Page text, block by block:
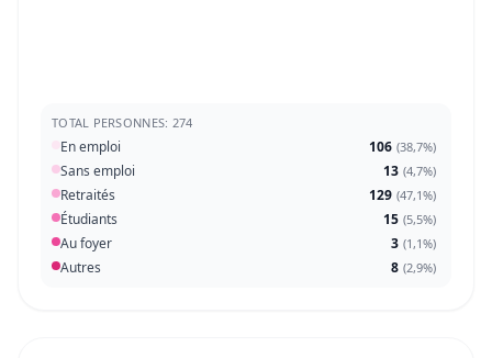
TOTAL PERSONNES: 274
En emploi 106 (38,7%)
Sans emploi 13 (4,7%)
Retraités 129 (47,1%)
Étudiants 15 (5,5%)
Au foyer 3 (1,1%)
Autres 8 (2,9%)